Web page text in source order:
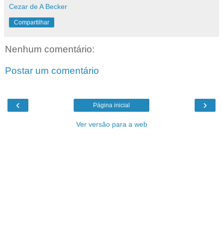
Cezar de A Becker
Compartilhar
Nenhum comentário:
Postar um comentário
‹ ›
Página inicial
Ver versão para a web